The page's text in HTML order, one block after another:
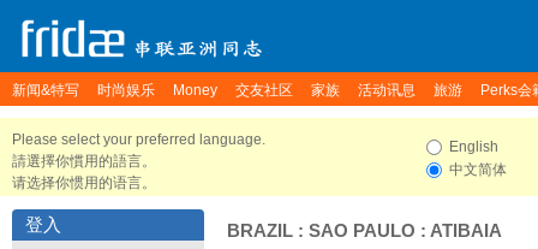
新闻&特写 时尚娱乐 Money 交友社区 家族 活动讯息 旅游 Perks会
Please select your preferred language.
請選擇你慣用的語言。
请选择你惯用的语言。
English
中文简体
登入 BRAZIL : SAO PAULO : ATIBAIA